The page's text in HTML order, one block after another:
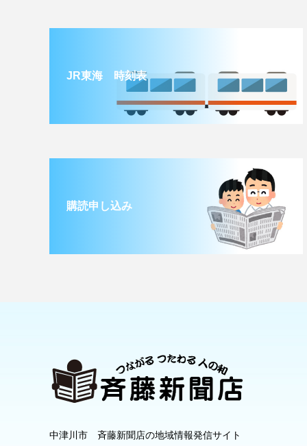
JR東海 時刻表
購読申し込み
中津川市 斉藤新聞店の地域情報発信サイト